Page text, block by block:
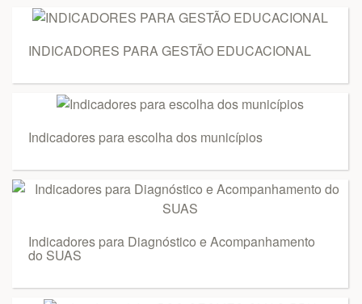
INDICADORES PARA GESTÃO EDUCACIONAL
Indicadores para escolha dos municípios
Indicadores para Diagnóstico e Acompanhamento
do SUAS